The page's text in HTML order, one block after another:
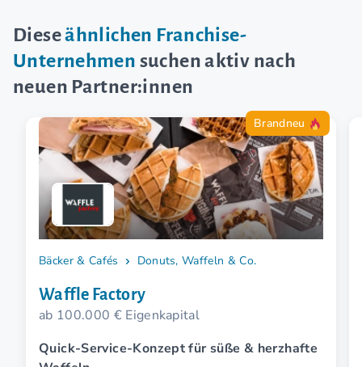
Dieseähnlichen Franchise-
Unternehmen suchen aktiv nach
neuen Partner:innen
Brandneu
Bäcker & Cafés Donuts, Waffeln & Co.
Waffle Factory
ab 100.000 € Eigenkapital
Quick-Service-Konzept für süße & herzhafte